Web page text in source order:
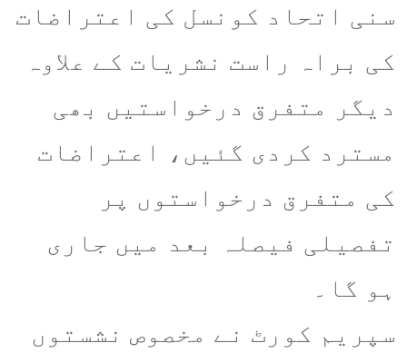
سنی اتحاد کونسل کی اعتراضات
کی براہ راست نشریات کے علاوہ
دیگر متفرق درخواستیں بھی
مسترد کردی گئیں، اعتراضات
کی متفرق درخواستوں پر
تفصیلی فیصلہ بعد میں جاری
ہو گا۔
سپریم کورٹ نے مخصوص نشستوں